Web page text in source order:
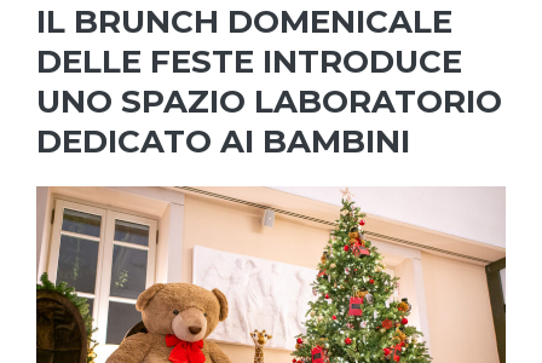
IL BRUNCH DOMENICALE
DELLE FESTE INTRODUCE
UNO SPAZIO LABORATORIO
DEDICATO AI BAMBINI